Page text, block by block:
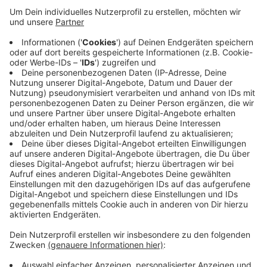
Veröffentlicht:Montag, 10.01.2022 15:44
Anzeige
Über eine Internetseite können sich die
Niederkrüchtener über das Mobilitätskonzept der
Gemeinde informieren. Außerdem gibt es
Möglichkeiten sich an den Planungen zu beteiligen.
Mitmachen können Interessierte hier:https://moko-
niederkruechten.planerbuero.de/.
Anzeige